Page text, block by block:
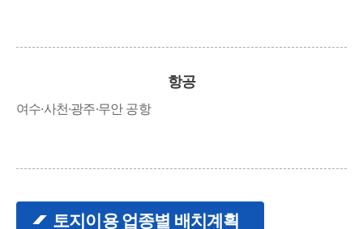
항공
여수·사천·광주·무안 공항
토지이용 업종별 배치계획